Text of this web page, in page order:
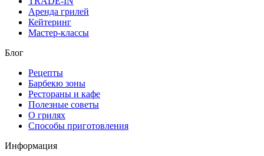
Аренда грилей
Кейтеринг
Мастер-классы
Блог
Рецепты
Барбекю зоны
Рестораны и кафе
Полезные советы
О грилях
Способы приготовления
Информация